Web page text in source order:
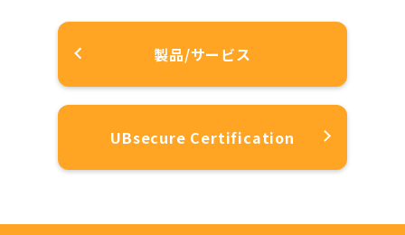
製品/サービス
UBsecure Certification